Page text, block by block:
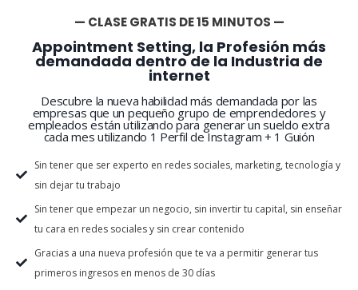
— CLASE GRATIS DE 15 MINUTOS —
Appointment Setting, la Profesión más
demandada dentro de la Industria de
internet
Descubre la nueva habilidad más demandada por las
empresas que un pequeño grupo de emprendedores y
empleados están utilizando para generar un sueldo extra
cada mes utilizando 1 Perfil de Instagram + 1 Guión
Sin tener que ser experto en redes sociales, marketing, tecnología y
sin dejar tu trabajo
Sin tener que empezar un negocio, sin invertir tu capital, sin enseñar
tu cara en redes sociales y sin crear contenido
Gracias a una nueva profesión que te va a permitir generar tus
primeros ingresos en menos de 30 días